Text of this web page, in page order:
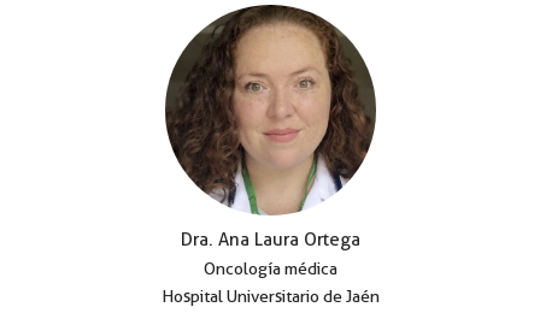
Dra. Ana Laura Ortega
Oncología médica
Hospital Universitario de Jaén